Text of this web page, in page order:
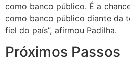
como banco público. É a
como banco público diante da
fiel do país”, afirmou Padilha.
Próximos Passos